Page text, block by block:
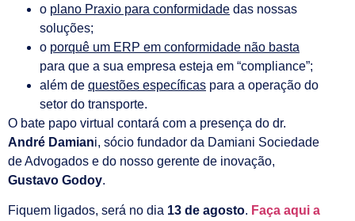
o plano Praxio para conformidade das nossas
soluções;
o porquê um ERP em conformidade não basta
para que a sua empresa esteja em “compliance”;
além de questões específicas para a operação do
setor do transporte.
O bate papo virtual contará com a presença do dr.
André Damiani, sócio fundador da Damiani Sociedade
de Advogados e do nosso gerente de inovação,
Gustavo Godoy.
Fiquem ligados, será no dia 13 de agosto. Faça aqui a